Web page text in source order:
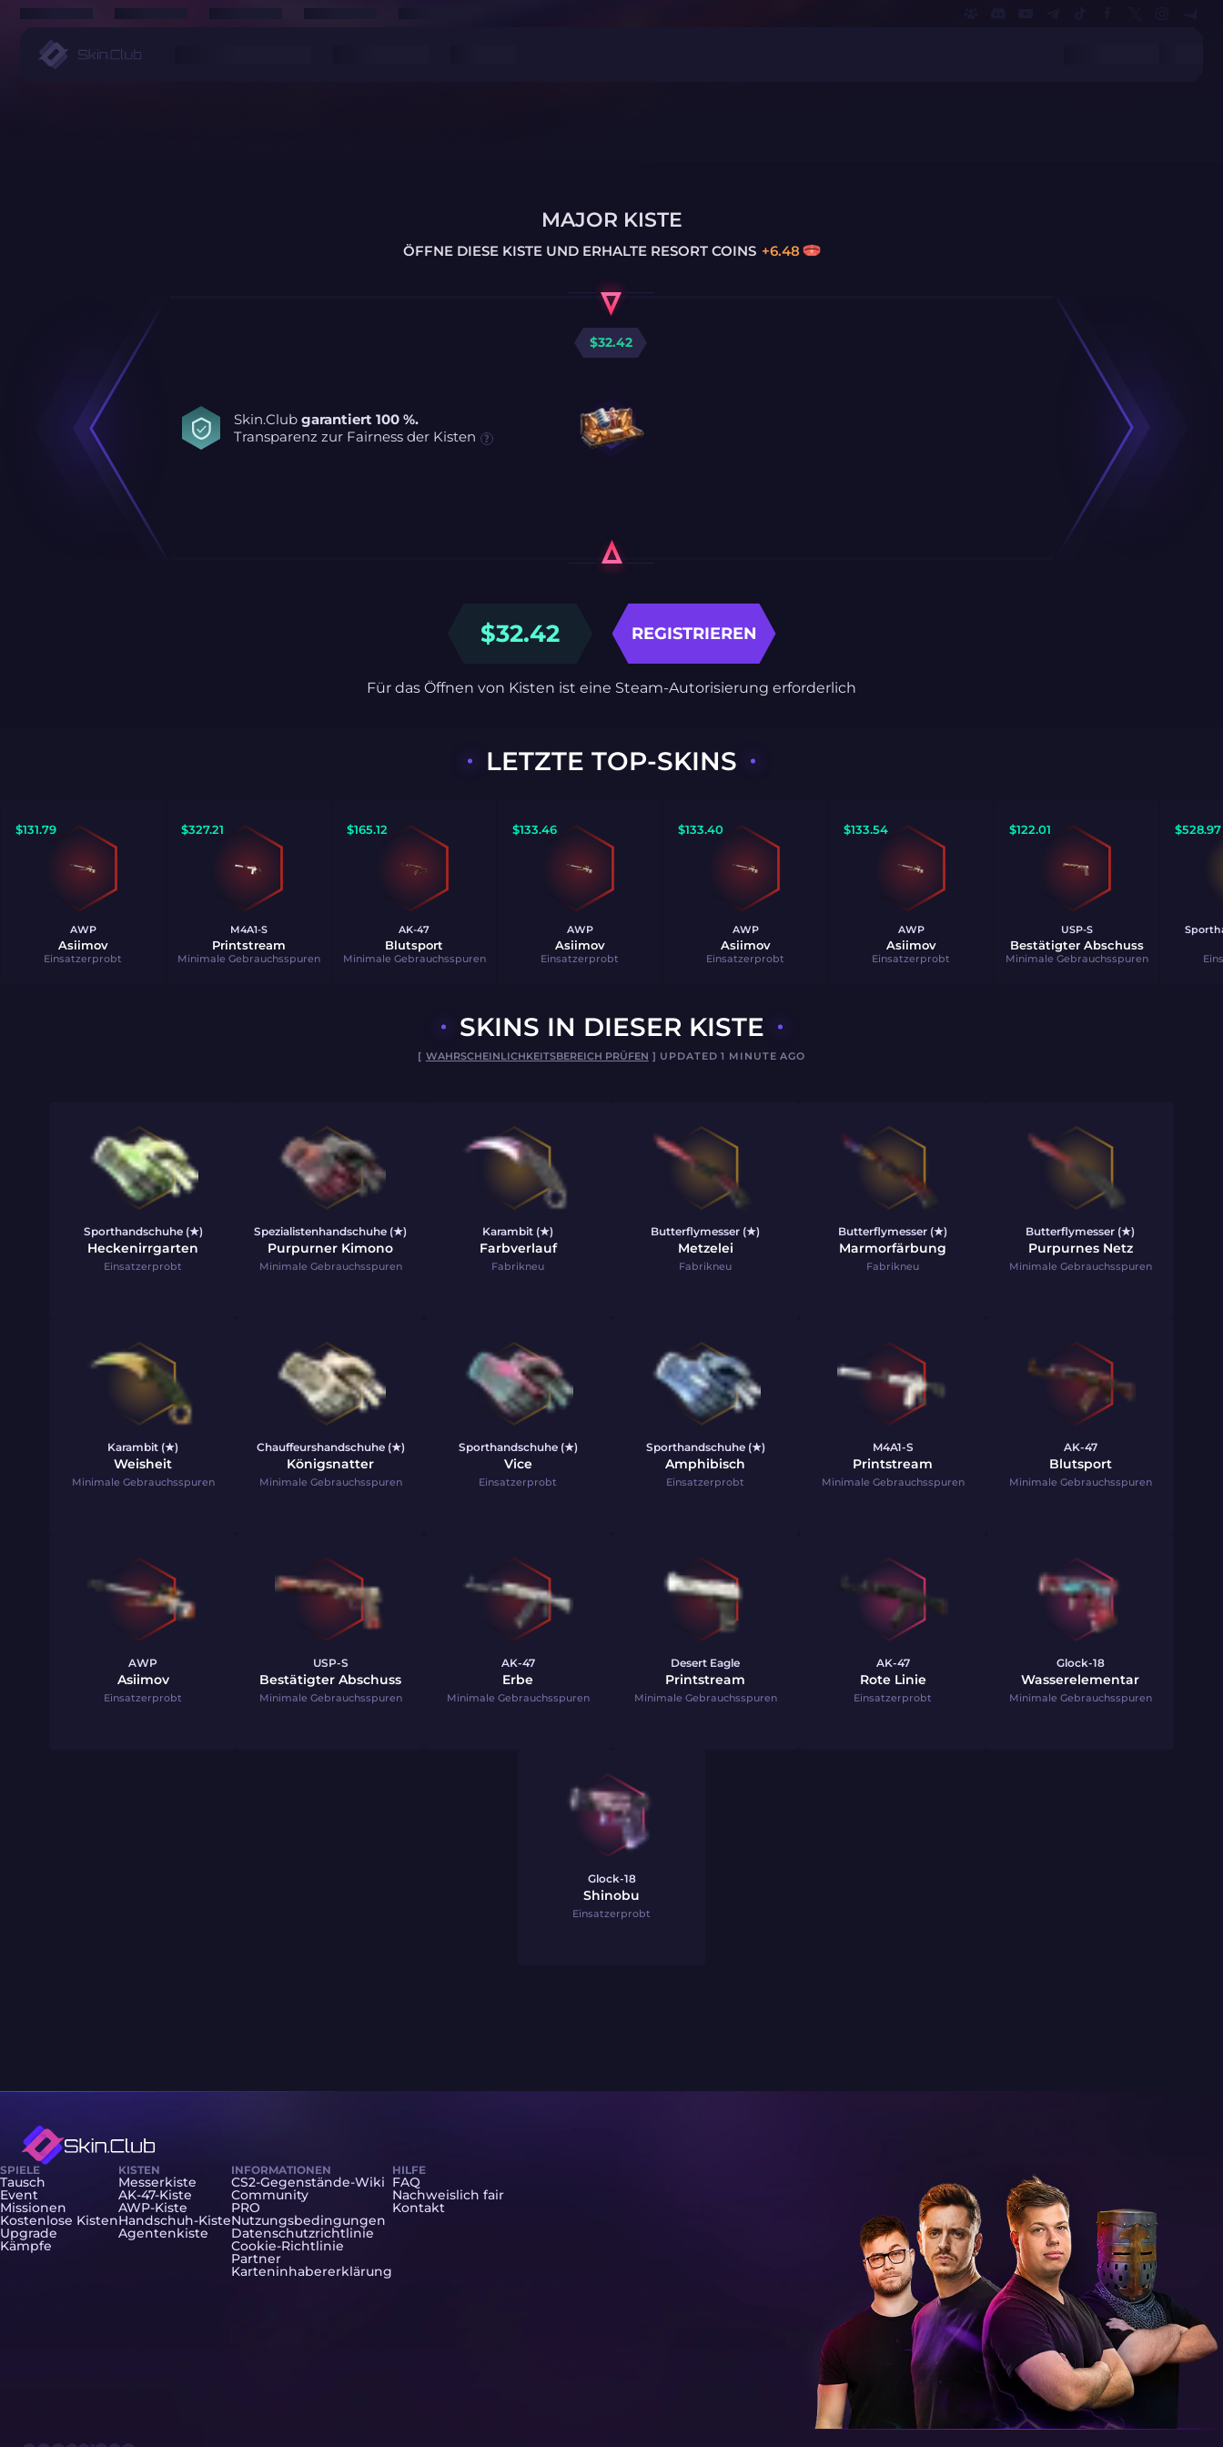
MAJOR KISTE
ÖFFNE DIESE KISTE UND ERHALTERESORT COINS +6.48
Skin.Club garantiert 100 %.
Transparenz zur Fairness der Kisten
$32.42
$32.42 REGISTRIEREN
Für das Öffnen von Kisten ist eine Steam-Autorisierung erforderlich
LETZTE TOP-SKINS
$131.79
AWP
Asiimov
Einsatzerprobt
$327.21
M4A1-S
Printstream
Minimale Gebrauchsspuren
$165.12
AK-47
Blutsport
Minimale Gebrauchsspuren
$133.46
AWP
Asiimov
Einsatzerprobt
$133.40
AWP
Asiimov
Einsatzerprobt
$133.54
AWP
Asiimov
Einsatzerprobt
$122.01
USP-S
Bestätigter Abschuss
Minimale Gebrauchsspuren
$528.97
SKINS IN DIESER KISTE
[ WAHRSCHEINLICHKEITSBEREICH PRÜFEN ] UPDATED 1 MINUTE AGO
Sporthandschuhe (★)
Heckenirrgarten
Einsatzerprobt
Spezialistenhandschuhe (★)
Purpurner Kimono
Minimale Gebrauchsspuren
Karambit (★)
Farbverlauf
Fabrikneu
Butterflymesser (★)
Metzelei
Fabrikneu
Butterflymesser (★)
Marmorfärbung
Fabrikneu
Butterflymesser (★)
Purpurnes Netz
Minimale Gebrauchsspuren
Karambit (★)
Weisheit
Minimale Gebrauchsspuren
Chauffeurshandschuhe (★)
Königsnatter
Minimale Gebrauchsspuren
Sporthandschuhe (★)
Vice
Einsatzerprobt
Sporthandschuhe (★)
Amphibisch
Einsatzerprobt
M4A1-S
Printstream
Minimale Gebrauchsspuren
AK-47
Blutsport
Minimale Gebrauchsspuren
AWP
Asiimov
Einsatzerprobt
USP-S
Bestätigter Abschuss
Minimale Gebrauchsspuren
AK-47
Erbe
Minimale Gebrauchsspuren
Desert Eagle
Printstream
Minimale Gebrauchsspuren
AK-47
Rote Linie
Einsatzerprobt
Glock-18
Wasserelementar
Minimale Gebrauchsspuren
Glock-18
Shinobu
Einsatzerprobt
SPIELE
Tausch
Event
Missionen
Kostenlose Kisten
Upgrade
Kämpfe
KISTEN
Messerkiste
AK-47-Kiste
AWP-Kiste
Handschuh-Kiste
Agentenkiste
INFORMATIONEN
CS2-Gegenstände-Wiki
Community
PRO
Nutzungsbedingungen
Datenschutzrichtlinie
Cookie-Richtlinie
Partner
Karteninhabererklärung
HILFE
FAQ
Nachweislich fair
Kontakt